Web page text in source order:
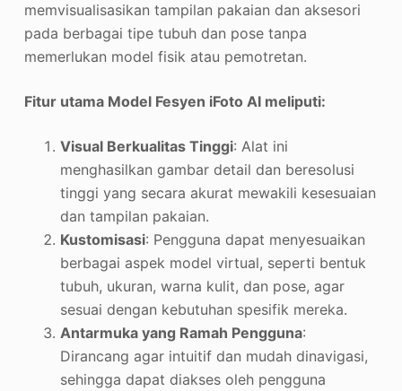
memvisualisasikan tampilan pakaian dan aksesori
pada berbagai tipe tubuh dan pose tanpa
memerlukan model fisik atau pemotretan.
Fitur utama Model Fesyen iFoto AI meliputi:
Visual Berkualitas Tinggi: Alat ini
menghasilkan gambar detail dan beresolusi
tinggi yang secara akurat mewakili kesesuaian
dan tampilan pakaian.
Kustomisasi: Pengguna dapat menyesuaikan
berbagai aspek model virtual, seperti bentuk
tubuh, ukuran, warna kulit, dan pose, agar
sesuai dengan kebutuhan spesifik mereka.
Antarmuka yang Ramah Pengguna:
Dirancang agar intuitif dan mudah dinavigasi,
sehingga dapat diakses oleh pengguna